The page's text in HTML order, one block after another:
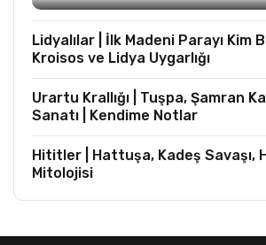
Lidyalılar | İlk Madeni Parayı Kim
Kroisos ve Lidya Uygarlığı
Urartu Krallığı | Tuşpa, Şamran
Sanatı | Kendime Notlar
Hititler | Hattuşa, Kadeş Savaşı,
Mitolojisi